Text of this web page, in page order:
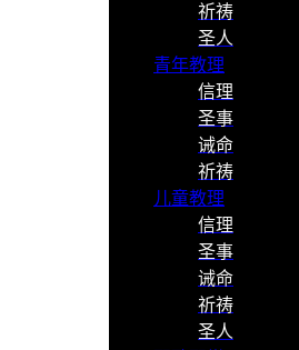
祈祷
圣人
青年教理
信理
圣事
诫命
祈祷
儿童教理
信理
圣事
诫命
祈祷
圣人